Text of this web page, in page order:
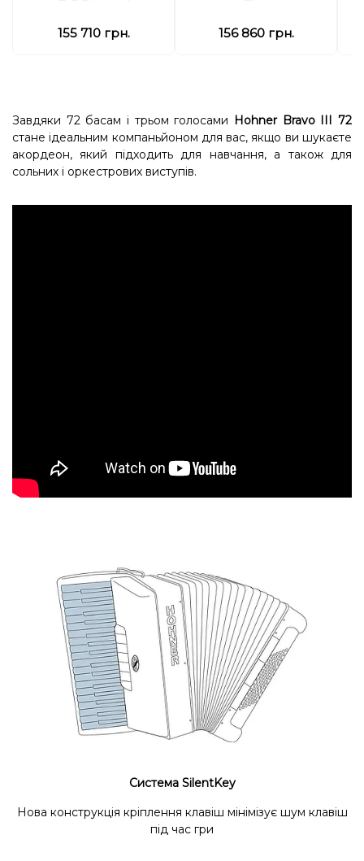
155 710 грн. 156 860 грн.
Завдяки 72 басам і трьом голосами Hohner Bravo III 72
стане ідеальним компаньйоном для вас, якщо ви шукаєте
акордеон, який підходить для навчання, а також для
сольних і оркестрових виступів.
Система SilentKey
Нова конструкція кріплення клавіш мінімізує шум клавіш
під час гри